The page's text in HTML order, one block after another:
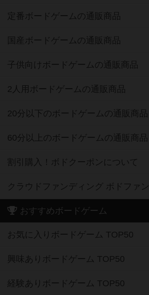
定番ボードゲームの通販商品
国産ボードゲームの通販商品
子供向けボードゲームの通販商品
2人用ボードゲームの通販商品
20分以下のボードゲームの通販商品
60分以上のボードゲームの通販商品
割引購入！ボドクーポンについて
クラウドファンディング ボドファン
おすすめボードゲーム
お気に入りボードゲーム TOP50
興味ありボードゲーム TOP50
経験ありボードゲーム TOP50